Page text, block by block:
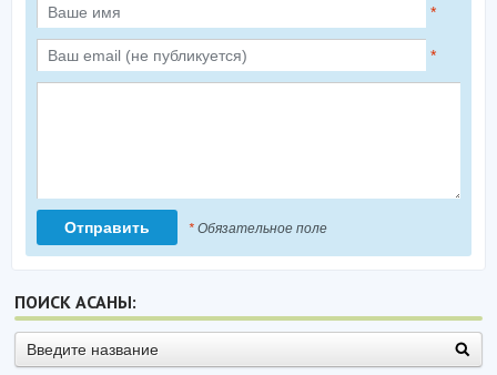
*
*
* Обязательное поле
ПОИСК АСАНЫ: